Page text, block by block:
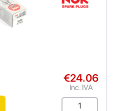
€24.06
Inc. IVA